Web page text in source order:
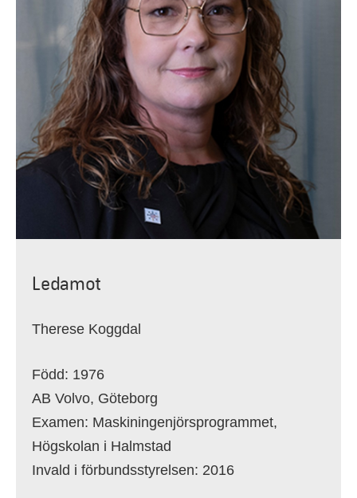
Ledamot
Therese Koggdal
Född: 1976
AB Volvo, Göteborg
Examen: Maskiningenjörsprogrammet,
Högskolan i Halmstad
Invald i förbundsstyrelsen: 2016